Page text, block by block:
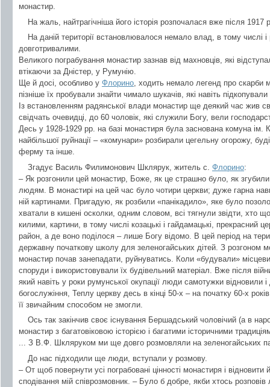
монастир.
На жаль, найтрагічніша його історія розпочалася вже після 1917
На даній території встановлювалося немало влад, в тому числі і
довготривалими.
Великого пограбування монастир зазнав від махновців, які
втікаючи за Дністер, у Румунію.
Ще й досі, особливо у Флорино, ходить немало легенд про скарби
пізніше їх пробували знайти чимало шукачів, які навіть підкопували
Із встановленням радянської влади монастир ще деякий час жив
свідчать очевидці, до 60 чоловік, які служили Богу, вели
Десь у 1928-1929 рр. на базі монастиря була заснована комуна ім.
найбільшої руйнації – «комунари» розбирали цегельну огорожу,
ферму та інше.
Згадує Василь Филимонович Шклярук, житель с. Флорино:
– Як розгонили цей монастир, Боже, як це страшно було, як
людям. В монастирі на цей час було чотири церкви; дуже гарна
ній картинами. Пригадую, як розбили «панікадило», яке було
хватали в кишені осколки, одним словом, всі тягнули звідти, хто
килими, картини, в тому числі козацькі і гайдамацькі, прекрасний
район, а де воно поділося – лише Богу відомо. В цей період на
державну початкову школу для зеленогайських дітей. З розгоном
монастир почав занепадати, руйнуватись. Коли «будували»
споруди і використовували їх будівельний матеріал. Вже після
який навіть у роки румунської окупації люди самотужки відновили
богослужіння, Теплу церкву десь в кінці 50-х – на початку 60-х
її звичайним способом не змогли.
Ось так закінчив своє існування Бершадський чоловічий (а в
монастир з багатовіковою історією і багатими історичними
... З В.Ф. Шкляруком ми ще довго розмовляли на зеленогайських
До нас підходили ще люди, вступали у розмову.
– От щоб повернути усі пограбовані цінності монастиря і відновити
сподівання мій співрозмовник. – Було б добре, якби хтось